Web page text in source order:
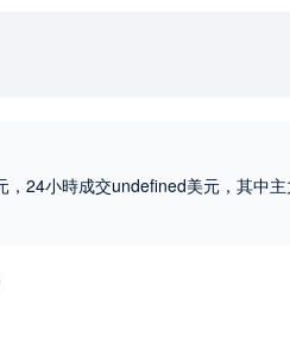
，24小時成交undefined美元 ，其中